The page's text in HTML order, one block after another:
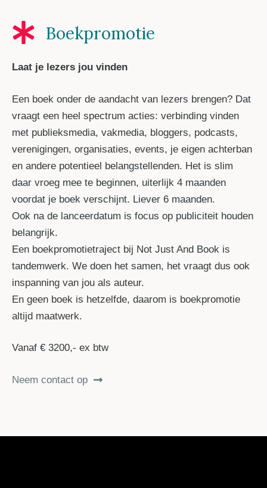
Boekpromotie
Laat je lezers jou vinden
Een boek onder de aandacht van lezers brengen? Dat
vraagt een heel spectrum acties: verbinding vinden
met publieksmedia, vakmedia, bloggers, podcasts,
verenigingen, organisaties, events, je eigen achterban
en andere potentieel belangstellenden. Het is slim
daar vroeg mee te beginnen, uiterlijk 4 maanden
voordat je boek verschijnt. Liever 6 maanden.
Ook na de lanceerdatum is focus op publiciteit houden
belangrijk.
Een boekpromotietraject bij Not Just And Book is
tandemwerk. We doen het samen, het vraagt dus ook
inspanning van jou als auteur.
En geen boek is hetzelfde, daarom is boekpromotie
altijd maatwerk.
Vanaf € 3200,- ex btw
Neem contact op